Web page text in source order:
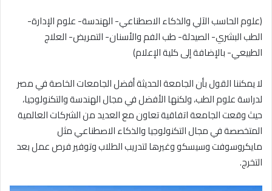
(علوم الحاسب الآلي والذكاء الاصطناعي- الهندسة- علوم الإدارة-
الطب البشري- الصيدلة- طب الفم والأسنان- التمريض- العلاج
الطبيعي- بالإضافة إلى كلية الإعلام)
لا يمكننا القول بأن الجامعة الحديثة أفضل الجامعات الخاصة في مصر
لدراسة علوم الطب، ولكنها الأفضل في مجال الهندسة والتكنولوجيا،
حيث وقعت الجامعة اتفاقية تعاون مع العديد من الشركات العالمية
المتخصصة في مجال التكنولوجيا والذكاء الاصطناعي مثل
مايكروسوفت وسيسكو وغيرها لتدريب الطلاب وتوفير فرص عمل بعد
التخرج.